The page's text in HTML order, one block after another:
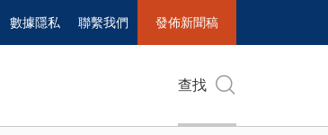
數據隱私 聯繫我們 發佈新聞稿
查找